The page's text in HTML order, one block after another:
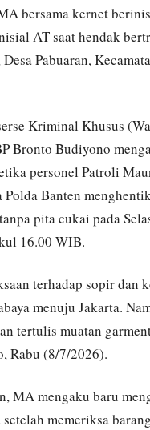
bersama kernet
AT saat hendak
Pabuaran,
Kriminal Khusus
Bronto Budiyono
personel Patroli
Banten
pita cukai pada
16.00 WIB.
terhadap sopir dan
menuju Jakarta.
tertulis muatan
Rabu (8/7/2026).
MA mengaku baru
setelah memeriksa